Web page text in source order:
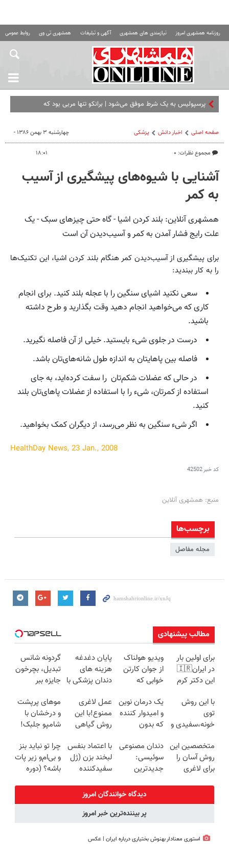
روزنامه همشهری امروز نیازمندی های همشهری آگهی و تبلیغات همشهری تی وی روابط عمومی
پرسپولیس به یک شرط موفق می‌شود | برانکو تنها مربی بود که از من
صفحه اصلی اخبار دانش پزشکی
مجموع نظرات: ۰
چهارشنبه ۳ بهمن ۱۳۸۶ -
۱۸:۰۱
آشنایی با شیوه‌های پیشگیری از آسیب
به کمر
همشهری آنلاین: بلند کردن اشیا - گاه حتی چیزهای سبک - یک
علت رایج فشار آمدن به کمر و آسیب‌‌دیدن آن است
برای پیشگیری از آسیب‌دیدن کمر هنگام بلند کردن اشیا، این تکنیک‌ها
را به کار ببندید:
سعی نکنید اشیای سنگین را با عجله بلند کنید. برای انجام
کاری که می‌خواهید انجام دهید وقت بگذارید و طرح داشته
باشید.
درست در جلوی شیء بایستید. خیلی از آن فاصله نگیرید.
فاصله بین پاهایتان به اندازه طول شانه‌های‌تان باشد.
در حالی که عضلات شکم‌تان را سفت کرده‌اید، به جای
استفاده از کمرتان، شیء را با استفاده از عضلات پاهای‌تان بلند
کنید.
اگر شیء سنگین به نظر می‌رسد، از دیگران کمک بخواهید.
HealthDay News, 23 Jan., 2008
کد خبر42502
منبع: همشهری آنلاین
برچسب‌ها
مجله مفاصل
مطالب پیشنهادی
برای اولین بار
در ایران🇮🇷
این دکتر کرم
روزه ساخت!
ویدیو هولناک
از جوان کارتن
خوابی که
آموزش رایگان
پایان دغدغه
هزینه های
دندان پزشکی با
کننده خانگی
گردونه شانس
تبدیل، بچرخون
جایزه ببر
با این روش
توی
خونه،سفیدی و
برگردون
(40%off)
یک درمان نوین
و امیدوار کننده
که بدون
را جوان می کند
عمل لاغری
ممنوع!با این
روش گیاهی
لاغر
شوید*کلیک
جهت سفارش
موهای پرپشت
و درخشان با
شامپو جلبک!
متخصصین این
روش آسان را
برای لاغری
دندان مصنوعی
سوئیسی:
جدیدترین
سبک و مقاوم |
پرداخت قسطی
با اعتماد بنفس
لبخند بزن (ژل
سفیدکننده
چرا تو نباید بنز
و بی‌ام‌و زیر پات
باشه؟ (دوره
دیدگاه خوانندگان امروز
پر بیننده‌ترین خبر امروز
استوری معنادار بهنوش بختیاری درباره ایران | عکس